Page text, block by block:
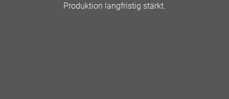
Produktion langfristig stärkt.